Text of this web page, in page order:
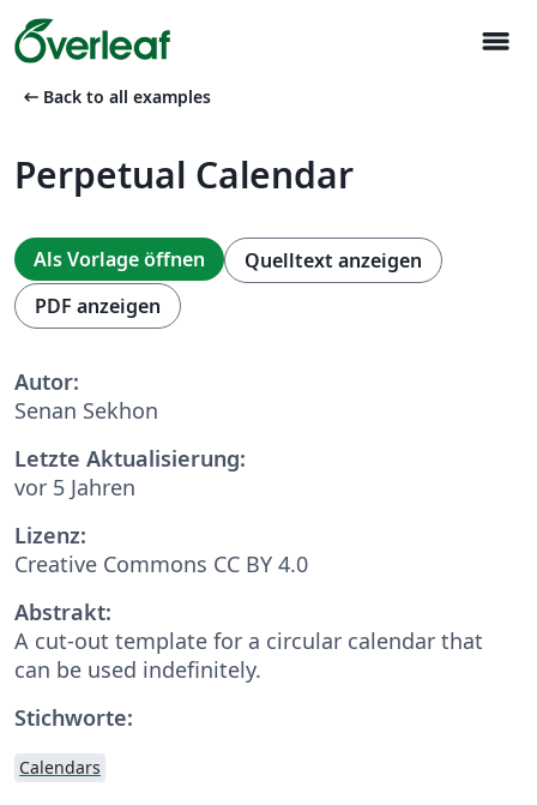
menu
arrow_left_alt Back to all examples
Perpetual Calendar
Als Vorlage öffnen
Quelltext anzeigen
PDF anzeigen
Autor:
Senan Sekhon
Letzte Aktualisierung:
vor 5 Jahren
Lizenz:
Creative Commons CC BY 4.0
Abstrakt:
A cut-out template for a circular calendar that
can be used indefinitely.
Stichworte:
Calendars